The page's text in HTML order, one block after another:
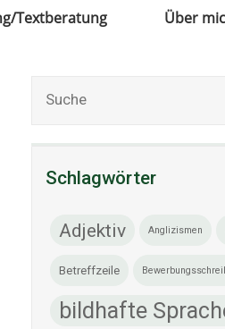
Textberatung Über
Schlagwörter
Adjektiv Anglizismen
Betreffzeile
bildhafte